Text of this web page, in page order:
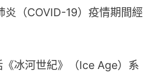
炎（COVID-19）疫情期間經
冰河世紀》（Ice Age）系